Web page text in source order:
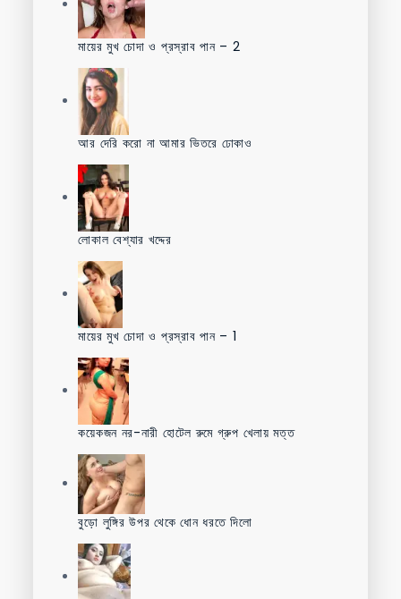
মায়ের মুখ চোদা ও প্রস্রাব পান – 2
আর দেরি করো না আমার ভিতরে ঢোকাও
লোকাল বেশ্যার খদ্দের
মায়ের মুখ চোদা ও প্রস্রাব পান – 1
কয়েকজন নর-নারী হোটেল রুমে গ্রুপ খেলায় মত্ত
বুড়ো লুঙ্গির উপর থেকে ধোন ধরতে দিলো